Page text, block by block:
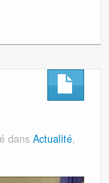
dans Actualité,